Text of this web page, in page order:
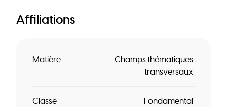
Affiliations
Matière
Champs thématiques
transversaux
Classe Fondamental